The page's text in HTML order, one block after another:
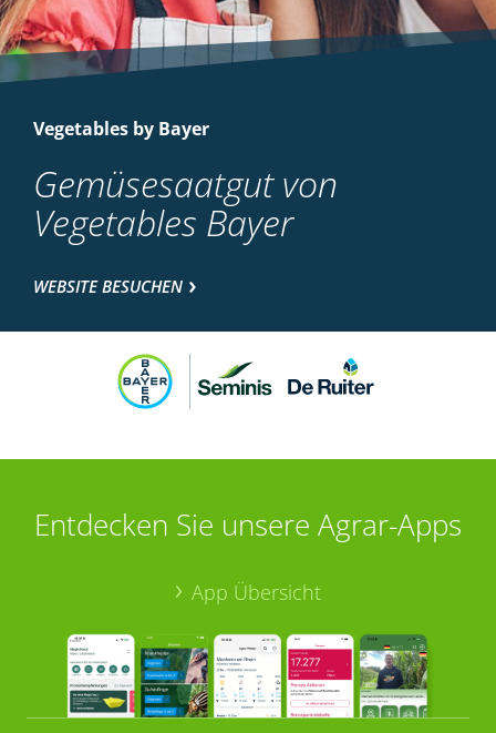
Vegetables by Bayer
Gemüsesaatgut von
Vegetables Bayer
WEBSITE BESUCHEN
Entdecken Sie unsere Agrar-Apps
App Übersicht